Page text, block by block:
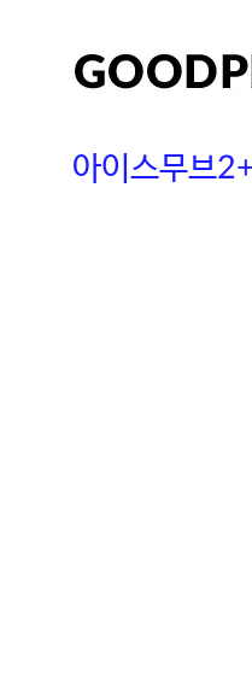
아이스무브